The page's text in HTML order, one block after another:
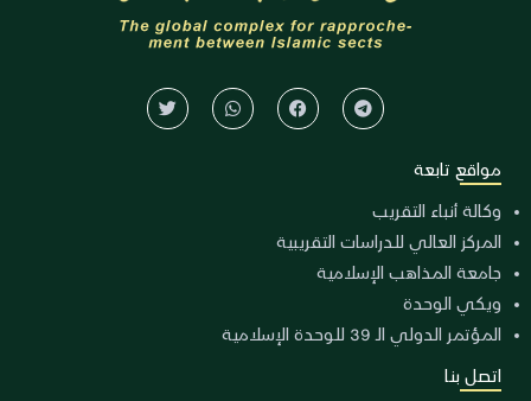
مواقع تابعة
وكالة أنباء التقريب
المركز العالي للدراسات التقريبية
جامعة المذاهب الإسلامية
ويكي الوحدة
المؤتمر الدولي الـ 39 للوحدة الإسلامية
اتصل بنا